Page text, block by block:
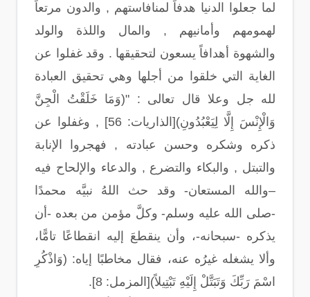
لما جعلوا الدنيا هدفاً لمنافاستهم , والدون مرتعاً
لهمومهم وأمانيهم , والمال واللذة والولد
والشهوة أهدافاً يسعون لتحقيقها . وقد غفلوا عن
الغاية التي خلقوا من أجلها وهي تحقيق العبادة
لله جل وعلا قال تعالى : "(وَمَا خَلَقْتُ الْجِنَّ
وَالْإِنْسَ إِلَّا لِيَعْبُدُونِ)[الذاريات: 56] , وغفلوا عن
ذكره وشكره وحسن عبادته , فهجروا الإنابة
والتبتل , والبكاء والتضرع , والدعاء والإلحاح فيه
–والله المستعان- وقد حث اللهُ نبيَّه محمدًا
-صلى الله عليه وسلم- وكلَّ مؤمن من بعده -أن
يذكره -سبحانه-، وأن ينقطعَ إليه انقطاعًا تامًّا،
وألا يشغله غيرُه عنه، فقال مخاطبًا إياه: (وَاذْكُرِ
اسْمَ رَبِّكَ وَتَبَتَّلْ إِلَيْهِ تَبْتِيلاً)[المزمل: 8].